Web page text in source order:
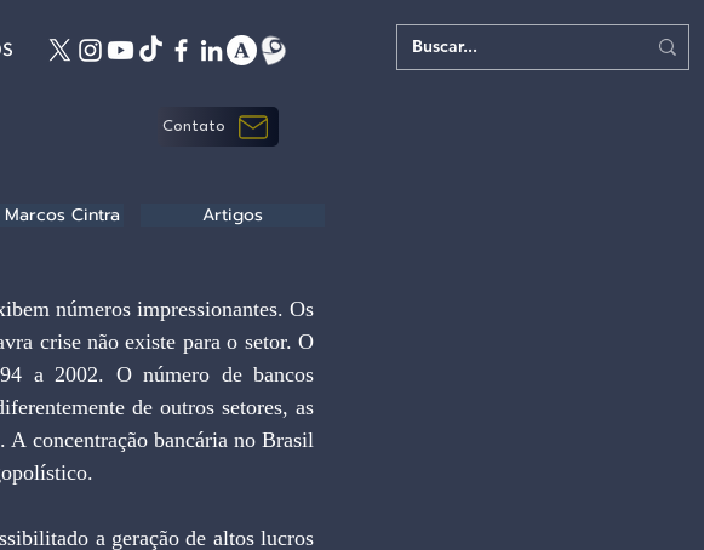
Contato
números impressionantes. Os
crise não existe para o setor. O
a 2002. O número de bancos
de outros setores, as
A concentração bancária no Brasil
a geração de altos lucros
Cintra Artigos